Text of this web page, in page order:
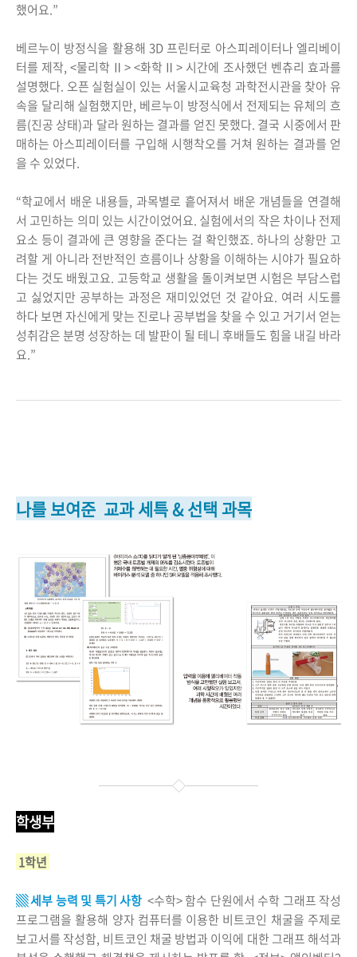
했어요.”
베르누이 방정식을 활용해 3D 프린터로 아스피레이터나 엘리베이
터를 제작, <물리학Ⅱ> <화학Ⅱ> 시간에 조사했던 벤츄리 효과를
설명했다. 오픈 실험실이 있는 서울시교육청 과학전시관을 찾아 유
속을 달리해 실험했지만, 베르누이 방정식에서 전제되는 유체의 흐
름(진공 상태)과 달라 원하는 결과를 얻진 못했다. 결국 시중에서 판
매하는 아스피레이터를 구입해 시행착오를 거쳐 원하는 결과를 얻
을 수 있었다.
“학교에서 배운 내용들, 과목별로 흩어져서 배운 개념들을 연결해
서 고민하는 의미 있는 시간이었어요. 실험에서의 작은 차이나 전제
요소 등이 결과에 큰 영향을 준다는 걸 확인했죠. 하나의 상황만 고
려할 게 아니라 전반적인 흐름이나 상황을 이해하는 시야가 필요하
다는 것도 배웠고요. 고등학교 생활을 돌이켜보면 시험은 부담스럽
고 싫었지만 공부하는 과정은 재미있었던 것 같아요. 여러 시도를
하다 보면 자신에게 맞는 진로나 공부법을 찾을 수 있고 거기서 얻는
성취감은 분명 성장하는 데 발판이 될 테니 후배들도 힘을 내길 바라
요.”
나를 보여준 교과 세특 & 선택 과목
학생부
1학년
▒ 세부 능력 및 특기 사항 <수학> 함수 단원에서 수학 그래프 작성
프로그램을 활용해 양자 컴퓨터를 이용한 비트코인 채굴을 주제로
보고서를 작성함, 비트코인 채굴 방법과 이익에 대한 그래프 해석과